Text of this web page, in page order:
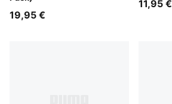
19,95 €
11,95 €